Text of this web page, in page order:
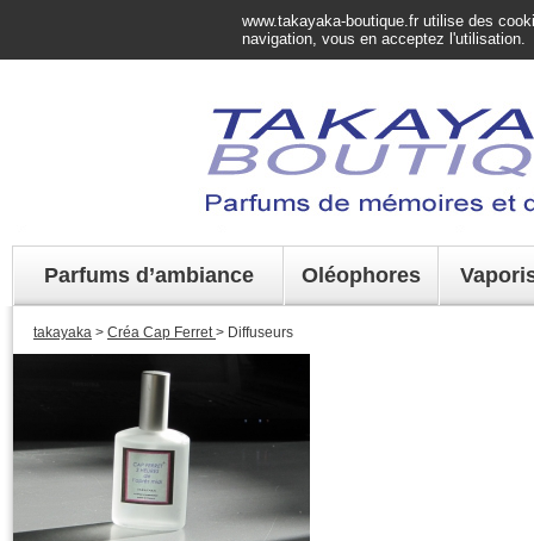
www.takayaka-boutique.fr utilise des
navigation, vous en acceptez l'utilisation.
Parfums d’ambiance Oléophores
takayaka > Créa Cap Ferret> Diffuseurs